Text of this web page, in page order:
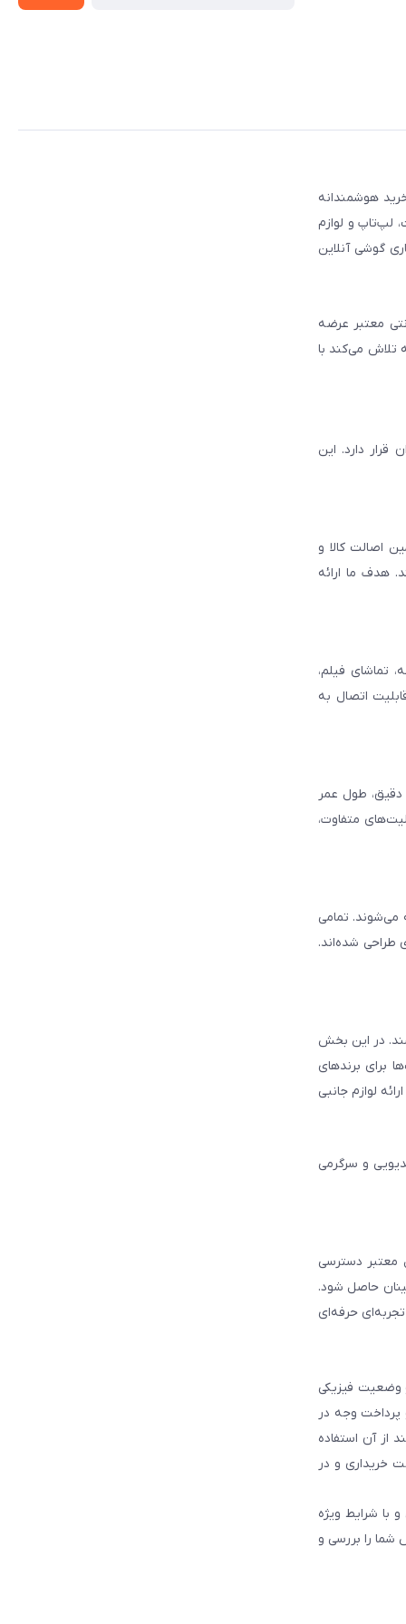
برای انتخاب و خرید هوشمندانه
لپ‌تاپ و لوازم
گوشی آنلاین
معتبر عرضه
تلاش می‌کند با
دارد. این
اصالت کالا و
هدف ما ارائه
تماشای فیلم،
اتصال به
دقیق، طول عمر
متفاوت،
می‌شوند. تمامی
طراحی شده‌اند.
در این بخش
برای برندهای
لوازم جانبی
و سرگرمی
معتبر دسترسی
حاصل شود.
حرفه‌ای
وضعیت فیزیکی
پرداخت وجه در
از آن استفاده
خریداری و در
با شرایط ویژه
شما را بررسی و